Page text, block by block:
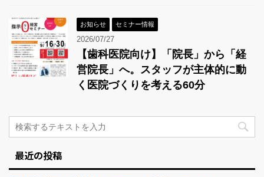
お知らせ セミナー情報
2026/07/27
【歯科医院向け】「院長」から「経
営院長」へ。スタッフが主体的に動
く医院づくりを考える60分
最近の投稿